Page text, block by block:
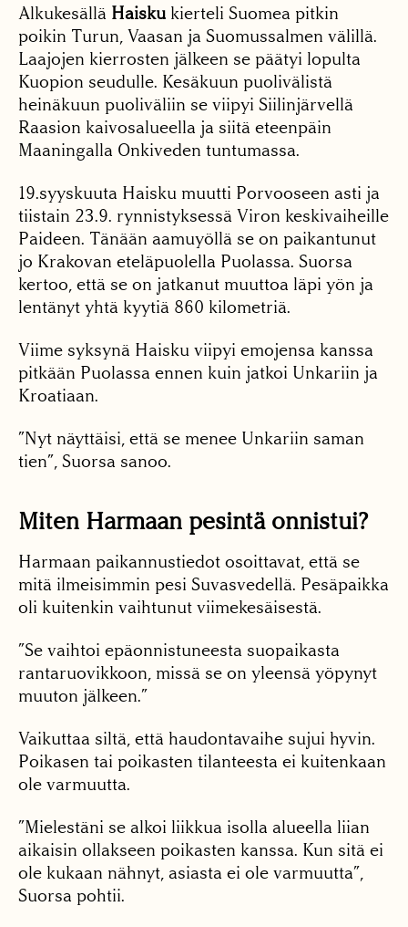
Alkukesällä Haisku kierteli Suomea pitkin
poikin Turun, Vaasan ja Suomussalmen välillä.
Laajojen kierrosten jälkeen se päätyi lopulta
Kuopion seudulle. Kesäkuun puolivälistä
heinäkuun puoliväliin se viipyi Siilinjärvellä
Raasion kaivosalueella ja siitä eteenpäin
Maaningalla Onkiveden tuntumassa.
19.syyskuuta Haisku muutti Porvooseen asti ja
tiistain 23.9. rynnistyksessä Viron keskivaiheille
Paideen. Tänään aamuyöllä se on paikantunut
jo Krakovan eteläpuolella Puolassa. Suorsa
kertoo, että se on jatkanut muuttoa läpi yön ja
lentänyt yhtä kyytiä 860 kilometriä.
Viime syksynä Haisku viipyi emojensa kanssa
pitkään Puolassa ennen kuin jatkoi Unkariin ja
Kroatiaan.
”Nyt näyttäisi, että se menee Unkariin saman
tien”, Suorsa sanoo.
Miten Harmaan pesintä onnistui?
Harmaan paikannustiedot osoittavat, että se
mitä ilmeisimmin pesi Suvasvedellä. Pesäpaikka
oli kuitenkin vaihtunut viimekesäisestä.
”Se vaihtoi epäonnistuneesta suopaikasta
rantaruovikkoon, missä se on yleensä yöpynyt
muuton jälkeen.”
Vaikuttaa siltä, että haudontavaihe sujui hyvin.
Poikasen tai poikasten tilanteesta ei kuitenkaan
ole varmuutta.
”Mielestäni se alkoi liikkua isolla alueella liian
aikaisin ollakseen poikasten kanssa. Kun sitä ei
ole kukaan nähnyt, asiasta ei ole varmuutta”,
Suorsa pohtii.